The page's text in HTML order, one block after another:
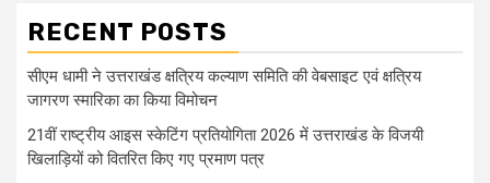
RECENT POSTS
सीएम धामी ने उत्तराखंड क्षत्रिय कल्याण समिति की वेबसाइट एवं क्षत्रिय
जागरण स्मारिका का किया विमोचन
21वीं राष्ट्रीय आइस स्केटिंग प्रतियोगिता 2026 में उत्तराखंड के विजयी
खिलाड़ियों को वितरित किए गए प्रमाण पत्र